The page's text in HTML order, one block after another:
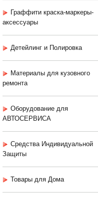
Граффити краска-маркеры-
аксессуары
Детейлинг и Полировка
Материалы для кузовного
ремонта
Оборудование для
АВТОСЕРВИСА
Средства Индивидуальной
Защиты
Товары для Дома